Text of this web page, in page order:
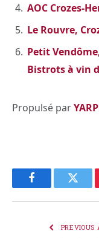
AOC Crozes-
Le Rouvre,
Petit
Bistrots à vin
Propulsé par
Facebook
PREVIOUS